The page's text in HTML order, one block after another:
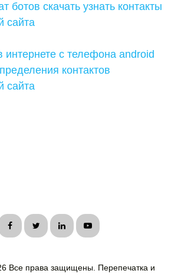
ботов скачать узнать контакты
сайта
интернете с телефона android
контактов
сайта
Все права защищены. Перепечатка и